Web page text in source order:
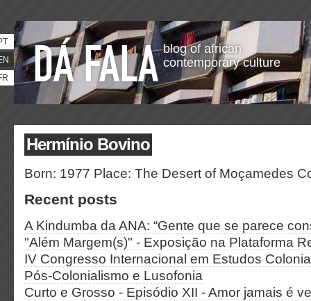
blog of african
contemporary culture
Hermínio Bovino
Born: 1977 Place: The Desert of Moçamedes
Recent posts
A Kindumba da ANA: “Gente que se parece
"Além Margem(s)" - Exposição na Plataforma
IV Congresso Internacional em Estudos
Pós-Colonialismo e Lusofonia
Curto e Grosso - Episódio XII - Amor jamais é